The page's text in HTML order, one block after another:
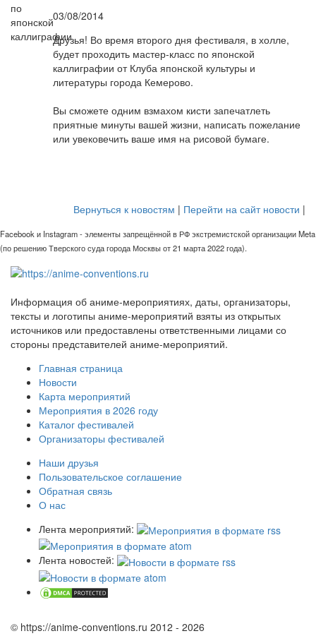
03/08/2014
Друзья! Во время второго дня фестиваля, в холле,
будет проходить мастер-класс по японской
каллиграфии от Клуба японской культуры и
литературы города Кемерово.
Вы сможете одним взмахом кисти запечатлеть
приятные минуты вашей жизни, написать пожелание
или увековечить ваше имя на рисовой бумаге.
Вернуться к новостям | Перейти на сайт новости |
Facebook и Instagram - элементы запрещённой в РФ экстремистской организации Meta
(по решению Тверского суда города Москвы от 21 марта 2022 года).
Информация об аниме-мероприятиях, даты, организаторы,
тексты и логотипы аниме-мероприятий взяты из открытых
источников или предоставлены ответственными лицами со
стороны представителей аниме-мероприятий.
Главная страница
Новости
Карта мероприятий
Мероприятия в 2026 году
Каталог фестивалей
Организаторы фестивалей
Наши друзья
Пользовательское соглашение
Обратная связь
О нас
Лента мероприятий:
Лента новостей:
© https://anime-conventions.ru 2012 - 2026